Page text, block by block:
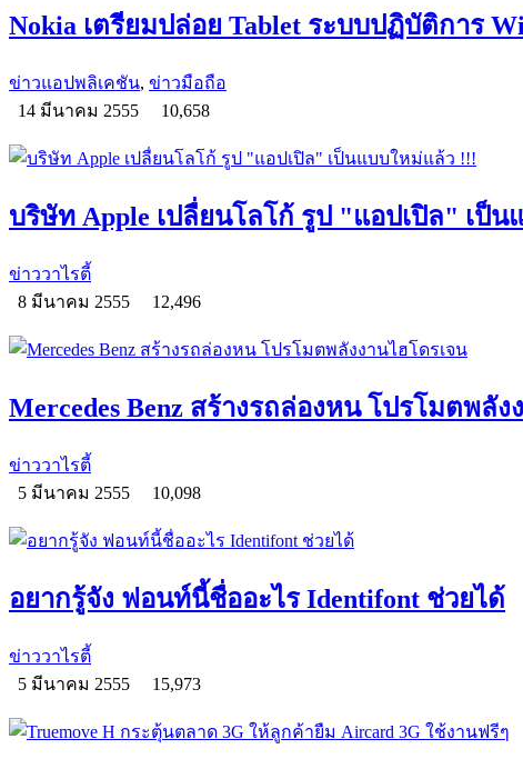
Nokia เตรียมปล่อย Tablet ระบบปฏิบัติการ
ข่าวแอปพลิเคชัน, ข่าวมือถือ
14 มีนาคม 2555
10,658
บริษัท Apple เปลื่ยนโลโก้ รูป "แอปเปิล" เป็
ข่าววาไรตี้
8 มีนาคม 2555
12,496
Mercedes Benz สร้างรถล่องหน โปรโมตพลัง
ข่าววาไรตี้
5 มีนาคม 2555
10,098
อยากรู้จัง ฟอนท์นี้ชื่ออะไร Identifont ช่วยได้
ข่าววาไรตี้
5 มีนาคม 2555
15,973